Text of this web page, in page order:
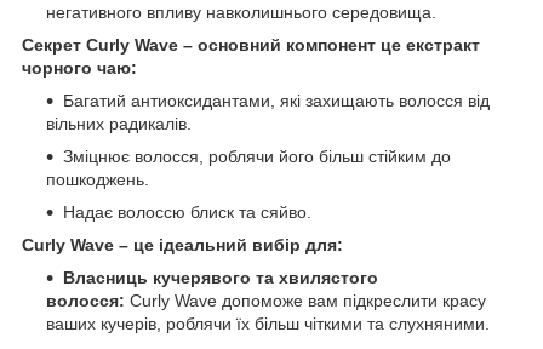
негативного впливу навколишнього середовища.
Секрет Curly Wave – основний компонент це екстракт
чорного чаю:
Багатий антиоксидантами, які захищають волосся від
вільних радикалів.
Зміцнює волосся, роблячи його більш стійким до
пошкоджень.
Надає волоссю блиск та сяйво.
Curly Wave – це ідеальний вибір для:
Власниць кучерявого та хвилястого
волосся: Curly Wave допоможе вам підкреслити красу
ваших кучерів, роблячи їх більш чіткими та слухняними.